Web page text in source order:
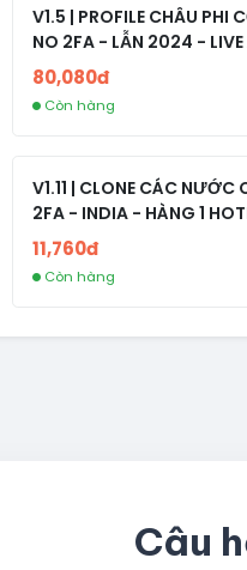
V1.5 | PROFILE CHÂU PHI
NO 2FA - LẪN 2024 - LIVE
80,080đ
Còn hàng
V1.11 | CLONE CÁC NƯỚC
2FA - INDIA - HÀNG 1
11,760đ
Còn hàng
Câu